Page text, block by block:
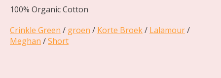
100% Organic Cotton
Crinkle Green / groen / Korte Broek/ Lalamour/
Meghan /Short